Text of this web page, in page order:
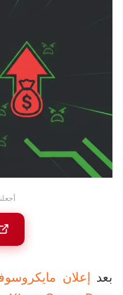
بعد إعلان